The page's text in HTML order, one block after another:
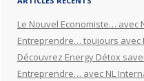
Le Nouvel Economiste… avec
Entreprendre… toujours avec
Découvrez Energy Détox
Entreprendre… avec NL